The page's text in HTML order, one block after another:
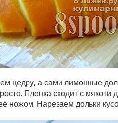
цедру, а сами лимонные
Пленка сходит с мякоти
ножом. Нарезаем дольки